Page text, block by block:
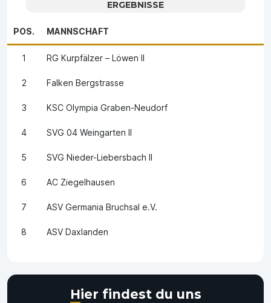
ERGEBNISSE
POS. MANNSCHAFT
1 RG Kurpfälzer – Löwen II
2 Falken Bergstrasse
3 KSC Olympia Graben-Neudorf
4 SVG 04 Weingarten II
5 SVG Nieder-Liebersbach II
6 AC Ziegelhausen
7 ASV Germania Bruchsal e.V.
8 ASV Daxlanden
Hier findest du uns